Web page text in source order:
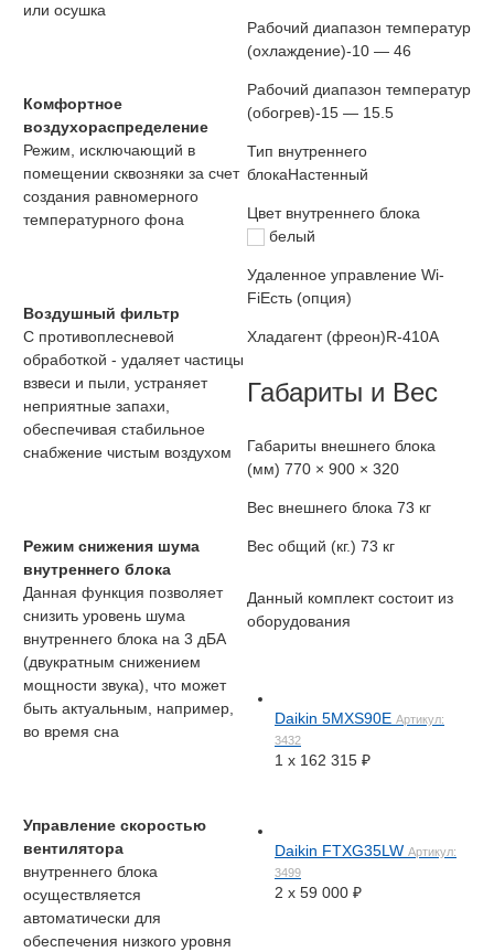
или осушка
Комфортное
воздухораспределение
Режим, исключающий в
помещении сквозняки за счет
создания равномерного
температурного фона
Воздушный фильтр
С противоплесневой
обработкой - удаляет частицы
взвеси и пыли, устраняет
неприятные запахи,
обеспечивая стабильное
снабжение чистым воздухом
Режим снижения шума
внутреннего блока
Данная функция позволяет
снизить уровень шума
внутреннего блока на 3 дБА
(двукратным снижением
мощности звука), что может
быть актуальным, например,
во время сна
Управление скоростью
вентилятора
внутреннего блока
осуществляется
автоматически для
обеспечения низкого уровня
Рабочий диапазон температур
(охлаждение)-10 — 46
Рабочий диапазон температур
(обогрев)-15 — 15.5
Тип внутреннего
блокаНастенный
Цвет внутреннего блока
белый
Удаленное управление Wi-
FiЕсть (опция)
Хладагент (фреон)R-410A
Габариты и Вес
Габариты внешнего блока
(мм) 770 × 900 × 320
Вес внешнего блока 73 кг
Вес общий (кг.) 73 кг
Данный комплект состоит из
оборудования
Daikin 5MXS90E Артикул:
3432
1 x 162 315 ₽
Daikin FTXG35LW Артикул:
3499
2 x 59 000 ₽